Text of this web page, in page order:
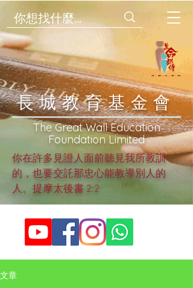
​長城教育基金會
​The Great Wall Education
Foundation Limited
你在許多見證人面前聽見我所教訓
的，也要交託那忠心能教導別人的
人。提摩太後書 2:2
文章